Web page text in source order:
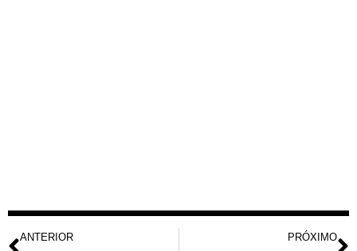
ANTERIOR PRÓXIMO